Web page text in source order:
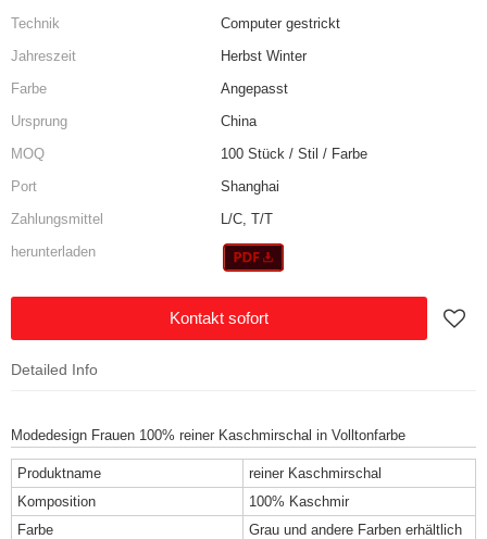
Technik
Computer gestrickt
Jahreszeit
Herbst Winter
Farbe
Angepasst
Ursprung
China
MOQ
100 Stück / Stil / Farbe
Port
Shanghai
Zahlungsmittel
L/C, T/T
herunterladen
Kontakt sofort
Detailed Info
Modedesign Frauen 100% reiner Kaschmirschal in Volltonfarbe
Produktname
reiner Kaschmirschal
Komposition
100% Kaschmir
Farbe
Grau und andere Farben erhältlich